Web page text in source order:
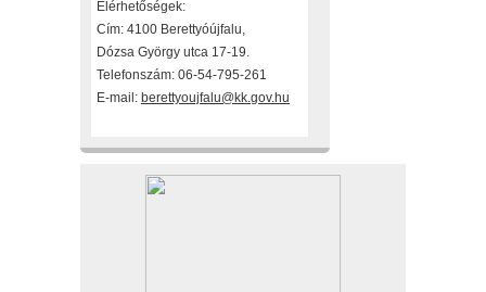
Elérhetőségek:
Cím: 4100 Berettyóújfalu,
Dózsa György utca 17-19.
Telefonszám: 06-54-795-261
E-mail: berettyoujfalu@kk.gov.hu